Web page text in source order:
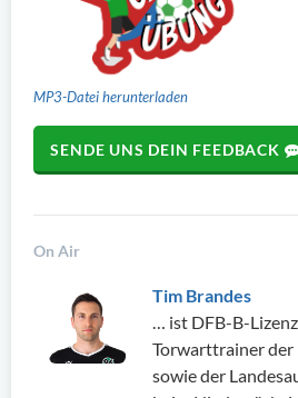
MP3-Datei herunterladen
SENDE UNS DEIN FEEDBACK
On Air
Tim Brandes
… ist DFB-B-
Torwarttrainer
sowie der